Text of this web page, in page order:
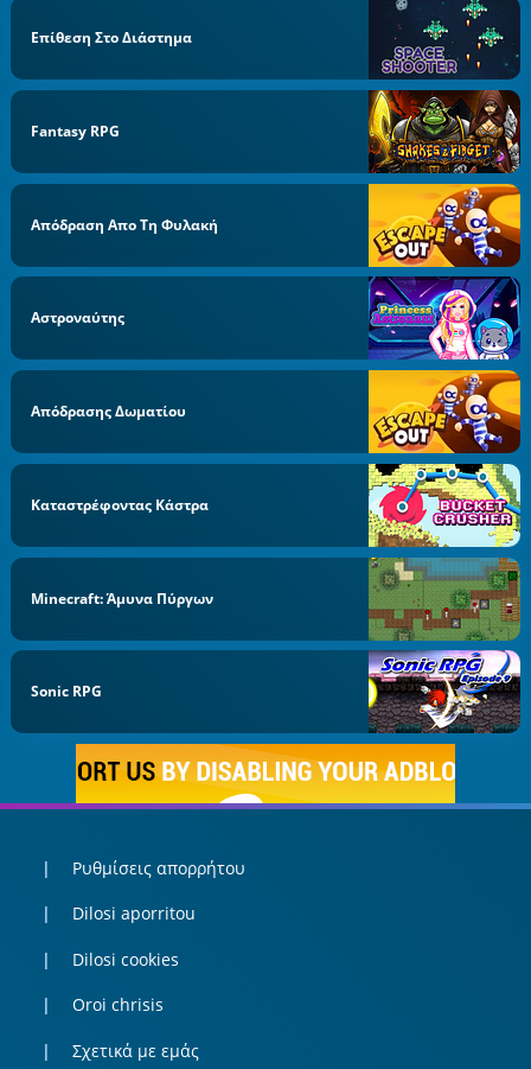
Επίθεση Στο Διάστημα
Fantasy RPG
Απόδραση Απο Τη Φυλακή
Αστροναύτης
Απόδρασης Δωματίου
Καταστρέφοντας Κάστρα
Minecraft: Άμυνα Πύργων
Sonic RPG
Ρυθμίσεις απορρήτου
Dilosi aporritou
Dilosi cookies
Oroi chrisis
Σχετικά με εμάς